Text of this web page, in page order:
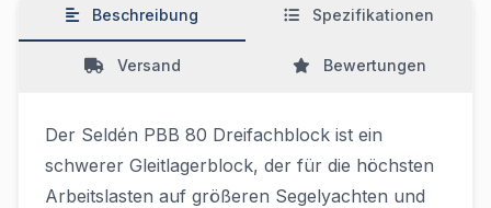
Beschreibung Spezifikationen
Versand Bewertungen
Der Seldén PBB 80 Dreifachblock ist ein
schwerer Gleitlagerblock, der für die höchsten
Arbeitslasten auf größeren Segelyachten und